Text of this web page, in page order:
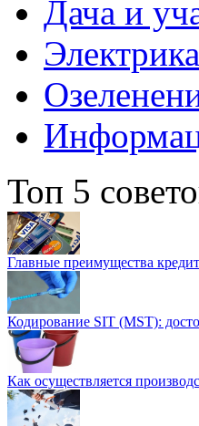
Дача и
Топ 5
Главные преимущества
Кодирование SIT (MST):
Как осуществляется